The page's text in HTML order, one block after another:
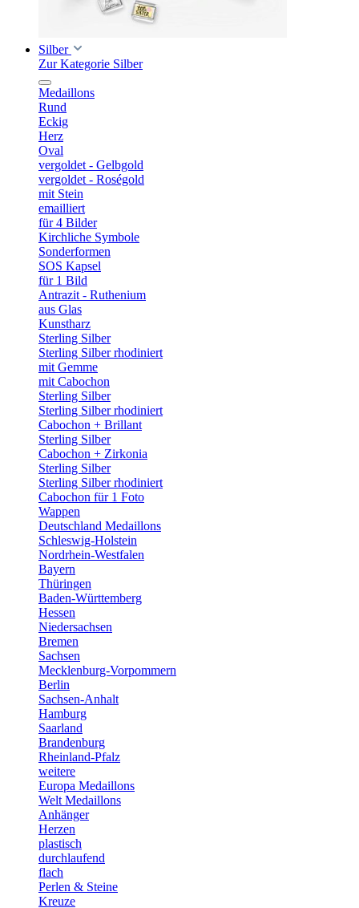
Silber
Zur Kategorie Silber
Medaillons
Rund
Eckig
Herz
Oval
vergoldet - Gelbgold
vergoldet - Roségold
mit Stein
emailliert
für 4 Bilder
Kirchliche Symbole
Sonderformen
SOS Kapsel
für 1 Bild
Antrazit - Ruthenium
aus Glas
Kunstharz
Sterling Silber
Sterling Silber rhodiniert
mit Gemme
mit Cabochon
Sterling Silber
Sterling Silber rhodiniert
Cabochon + Brillant
Sterling Silber
Cabochon + Zirkonia
Sterling Silber
Sterling Silber rhodiniert
Cabochon für 1 Foto
Wappen
Deutschland Medaillons
Schleswig-Holstein
Nordrhein-Westfalen
Bayern
Thüringen
Baden-Württemberg
Hessen
Niedersachsen
Bremen
Sachsen
Mecklenburg-Vorpommern
Berlin
Sachsen-Anhalt
Hamburg
Saarland
Brandenburg
Rheinland-Pfalz
weitere
Europa Medaillons
Welt Medaillons
Anhänger
Herzen
plastisch
durchlaufend
flach
Perlen & Steine
Kreuze